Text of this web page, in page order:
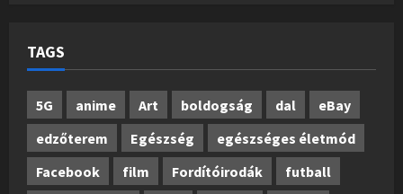
TAGS
5G anime Art boldogság dal
eBay
edzőterem
Egészség
egészséges életmód
Facebook
film Fordítóirodák
futball